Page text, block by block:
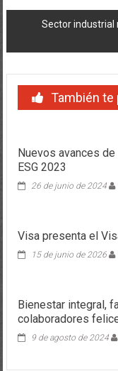
de
entradas
Sector industrial
También te
Nuevos avances
ESG 2023
26 de junio de 2024
Visa presenta el
15 de junio de 2026
Bienestar integral,
colaboradores
9 de agosto de 2024